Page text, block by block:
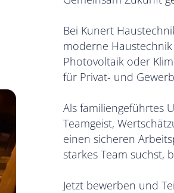
Bei Kunert
moderne
Photovoltaik oder
für Privat- und
Als familiengeführtes
Teamgeist,
einen sicheren
starkes Team suchst,
Jetzt bewerben und